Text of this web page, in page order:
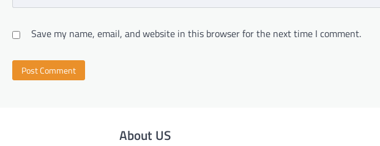
Save my name, email, and website in this browser for the next time I comment.
About US